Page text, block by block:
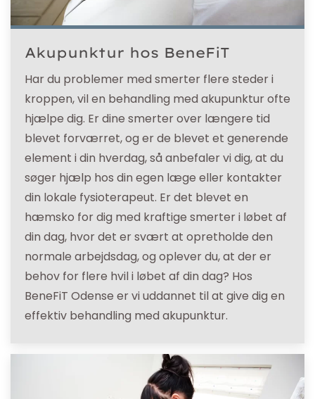
Akupunktur hos BeneFiT
Har du problemer med smerter flere steder i
kroppen, vil en behandling med akupunktur ofte
hjælpe dig. Er dine smerter over længere tid
blevet forværret, og er de blevet et generende
element i din hverdag, så anbefaler vi dig, at du
søger hjælp hos din egen læge eller kontakter
din lokale fysioterapeut. Er det blevet en
hæmsko for dig med kraftige smerter i løbet af
din dag, hvor det er svært at opretholde den
normale arbejdsdag, og oplever du, at der er
behov for flere hvil i løbet af din dag? Hos
BeneFiT Odense er vi uddannet til at give dig en
effektiv behandling med akupunktur.